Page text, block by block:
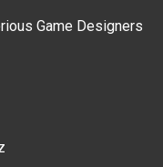
Game Designers